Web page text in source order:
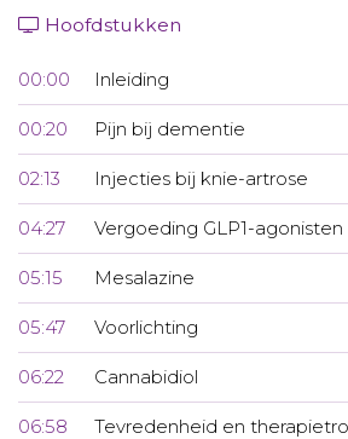
Hoofdstukken
00:00 Inleiding
00:20 Pijn bij dementie
02:13 Injecties bij knie-artrose
04:27 Vergoeding GLP1-agonisten
05:15 Mesalazine
05:47 Voorlichting
06:22 Cannabidiol
06:58 Tevredenheid en